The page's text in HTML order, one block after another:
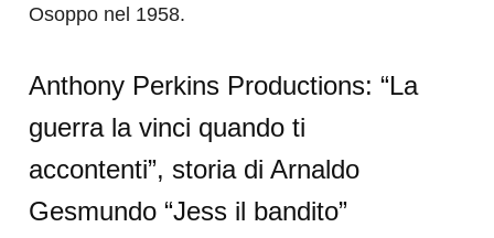
Osoppo nel 1958.
Anthony Perkins Productions: “La
guerra la vinci quando ti
accontenti”, storia di Arnaldo
Gesmundo “Jess il bandito”